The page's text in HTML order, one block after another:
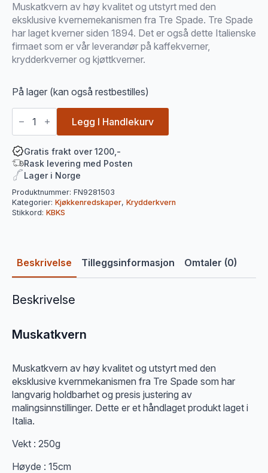
Muskatkvern av høy kvalitet og utstyrt med den
eksklusive kvernemekanismen fra Tre Spade. Tre Spade
har laget kverner siden 1894. Det er også dette Italienske
firmaet som er vår leverandør på kaffekverner,
krydderkverner og kjøttkverner.
På lager (kan også restbestilles)
Muskatkvern
antall
Legg I Handlekurv
Gratis frakt over 1200,-
Rask levering med Posten
Lager i Norge
Produktnummer: FN9281503
Kategorier: Kjøkkenredskaper, Krydderkvern
Stikkord: KBKS
Beskrivelse Tilleggsinformasjon Omtaler (0)
Beskrivelse
Muskatkvern
Muskatkvern av høy kvalitet og utstyrt med den
eksklusive kvernmekanismen fra Tre Spade som har
langvarig holdbarhet og presis justering av
malingsinnstillinger. Dette er et håndlaget produkt laget i
Italia.
Vekt : 250g
Høyde : 15cm